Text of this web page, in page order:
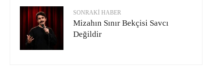
SONRAKI HABER
Mizahın Sınır Bekçisi Savcı
Değildir